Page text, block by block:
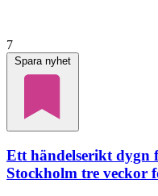
7
Spara nyhet
Ett händelserikt dygn
Stockholm tre veckor